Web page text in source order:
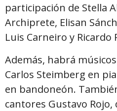
participación de Stella
Archiprete, Elisan
Luis Carneiro y Ricardo
Además, habrá
Carlos Steimberg en
en bandoneón.
cantores Gustavo